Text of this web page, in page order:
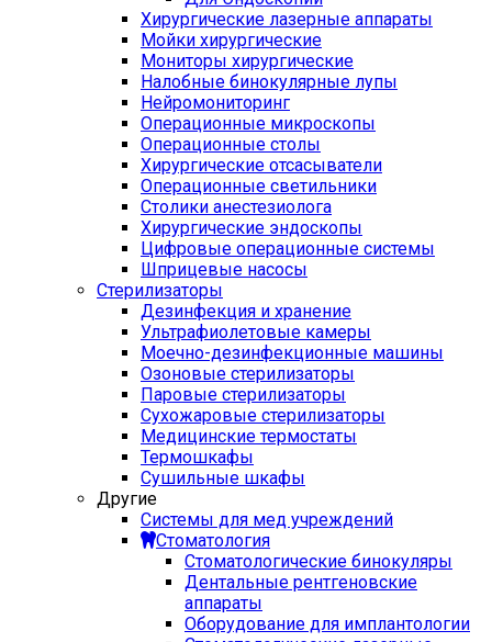
Хирургические лазерные аппараты
Мойки хирургические
Мониторы хирургические
Налобные бинокулярные лупы
Нейромониторинг
Операционные микроскопы
Операционные столы
Хирургические отсасыватели
Операционные светильники
Столики анестезиолога
Хирургические эндоскопы
Цифровые операционные системы
Шприцевые насосы
Стерилизаторы
Дезинфекция и хранение
Ультрафиолетовые камеры
Моечно-дезинфекционные машины
Озоновые стерилизаторы
Паровые стерилизаторы
Сухожаровые стерилизаторы
Медицинские термостаты
Термошкафы
Сушильные шкафы
Другие
Системы для мед учреждений
Стоматология
Стоматологические бинокуляры
Дентальные рентгеновские
аппараты
Оборудование для имплантологии